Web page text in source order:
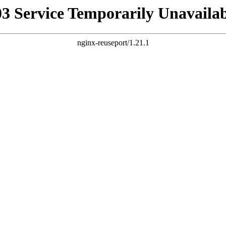
Service Temporarily
nginx-reuseport/1.21.1